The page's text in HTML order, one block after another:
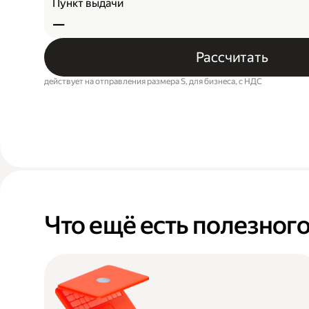
Пункт выдачи
—
Рассчитать
действует на отправления размера S, для бизнеса, c НДС
Что ещё есть